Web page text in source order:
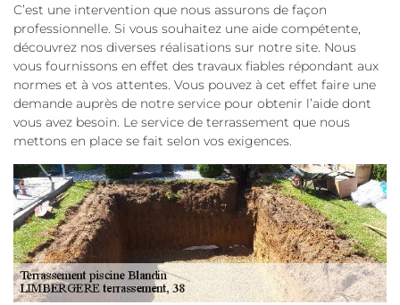
C’est une intervention que nous assurons de façon
professionnelle. Si vous souhaitez une aide compétente,
découvrez nos diverses réalisations sur notre site. Nous
vous fournissons en effet des travaux fiables répondant aux
normes et à vos attentes. Vous pouvez à cet effet faire une
demande auprès de notre service pour obtenir l’aide dont
vous avez besoin. Le service de terrassement que nous
mettons en place se fait selon vos exigences.